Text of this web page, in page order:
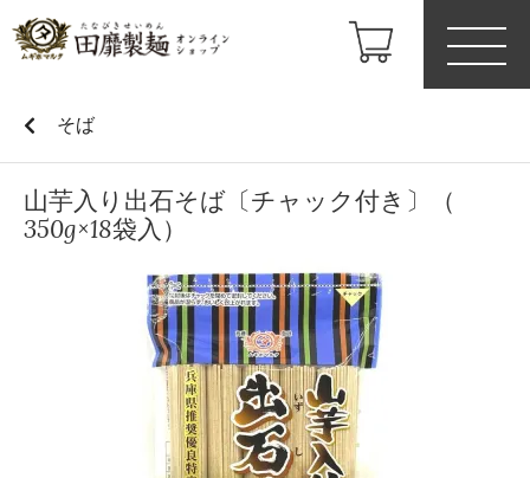
そば
山芋入り出石そば〔チャック付き〕（
350g×18袋入）